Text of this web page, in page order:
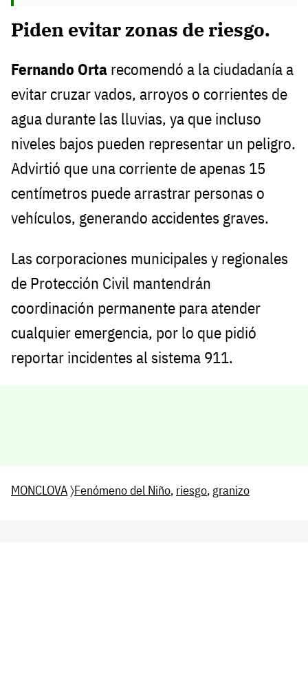
Piden evitar zonas de riesgo.
Fernando Orta recomendó a la ciudadanía a
evitar cruzar vados, arroyos o corrientes de
agua durante las lluvias, ya que incluso
niveles bajos pueden representar un peligro.
Advirtió que una corriente de apenas 15
centímetros puede arrastrar personas o
vehículos, generando accidentes graves.
Las corporaciones municipales y regionales
de Protección Civil mantendrán
coordinación permanente para atender
cualquier emergencia, por lo que pidió
reportar incidentes al sistema 911.
MONCLOVA〉Fenómeno del Niño, riesgo, granizo